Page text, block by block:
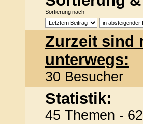
Sortierung nach
Zurzeit sind
unterwegs:
30 Besucher
Statistik:
45 Themen -